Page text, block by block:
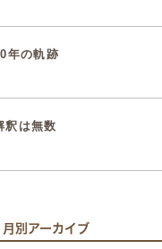
年の軌跡
釈は無数
月別アーカイブ